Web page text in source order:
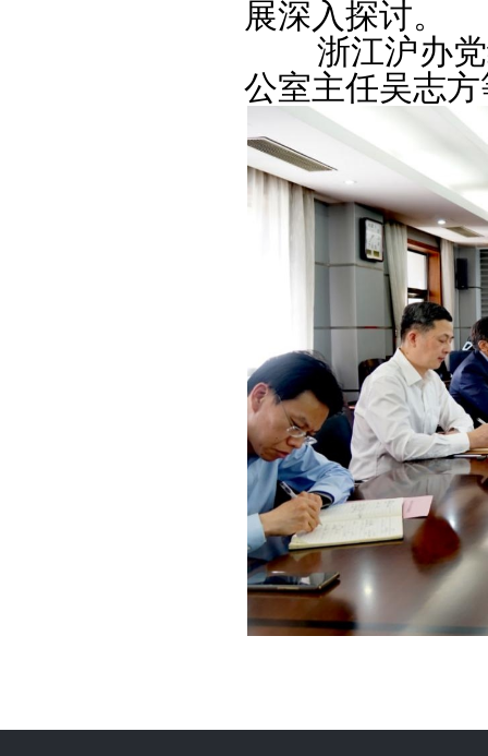
展深入探讨。
浙江沪办党
公室主任吴志